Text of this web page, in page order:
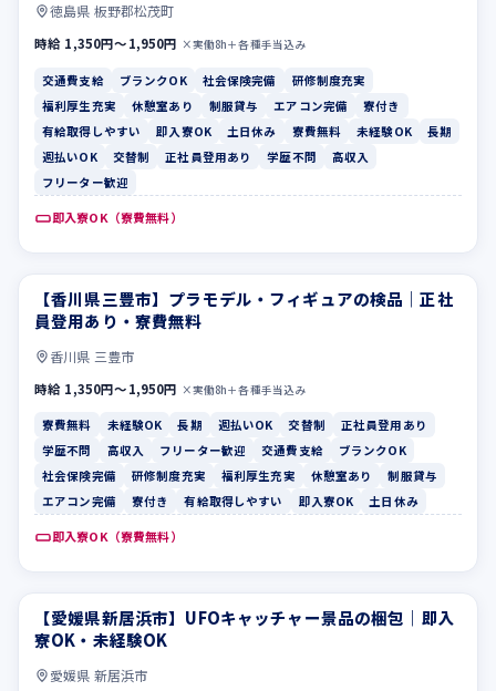
徳島県 板野郡松茂町
時給 1,350円〜1,950円 ×実働8h＋各種手当込み
交通費支給 ブランクOK 社会保険完備
研修制度充実
福利厚生充実
休憩室あり 制服貸与 エアコン完備
寮付き
有給取得しやすい
即入寮OK 土日休み 寮費無料 未経験OK
長期
週払いOK
交替制 正社員登用あり 学歴不問
高収入
フリーター歓迎
即入寮OK（寮費無料）
寮費無料 未経験OK
【香川県三豊市】プラモデル・フィギュアの検品｜正社
員登用あり・寮費無料
香川県 三豊市
時給 1,350円〜1,950円 ×実働8h＋各種手当込み
寮費無料 未経験OK 長期 週払いOK 交替制
正社員登用あり
学歴不問
高収入 フリーター歓迎 交通費支給
ブランクOK
社会保険完備
研修制度充実 福利厚生充実 休憩室あり
制服貸与
エアコン完備
寮付き 有給取得しやすい 即入寮OK 土日休み
即入寮OK（寮費無料）
正社員登用あり 学歴不問
【愛媛県新居浜市】UFOキャッチャー景品の梱包｜即入
寮OK・未経験OK
愛媛県 新居浜市